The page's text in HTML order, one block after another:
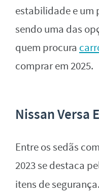
estabilidade e um
sendo uma das
quem procura
comprar em 2025.
Nissan Versa
Entre os sedãs
2023 se destaca
itens de